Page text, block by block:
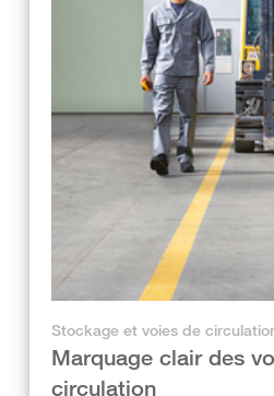
Stockage et voies de
Marquage clair des
circulation